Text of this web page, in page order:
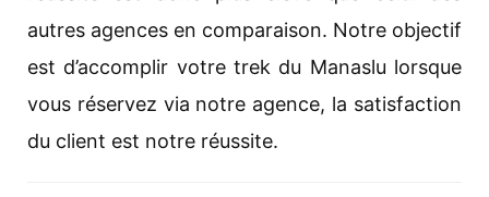
autres agences en comparaison. Notre objectif
est d’accomplir votre trek du Manaslu lorsque
vous réservez via notre agence, la satisfaction
du client est notre réussite.